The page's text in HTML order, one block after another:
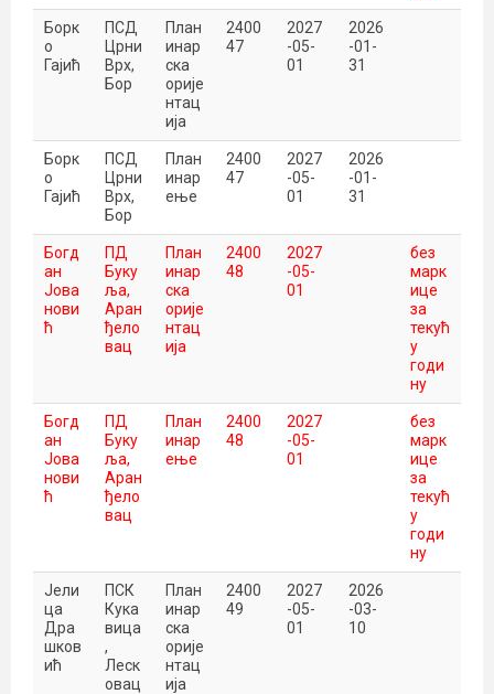
Борк
о
Гајић
ПСД
Црни
Врх,
Бор
План
инар
ска
орије
нтац
ија
2400
47
2027
-05-
01
2026
-01-
31
Борк
о
Гајић
ПСД
Црни
Врх,
Бор
План
инар
ење
2400
47
2027
-05-
01
2026
-01-
31
Богд
ан
Јова
нови
ћ
ПД
Буку
ља,
Аран
ђело
вац
План
инар
ска
орије
нтац
ија
2400
48
2027
-05-
01
без
марк
ице
за
текућ
у
годи
ну
Богд
ан
Јова
нови
ћ
ПД
Буку
ља,
Аран
ђело
вац
План
инар
ење
2400
48
2027
-05-
01
без
марк
ице
за
текућ
у
годи
ну
Јели
ца
Дра
шков
ић
ПСК
Кука
вица
,
Леск
овац
План
инар
ска
орије
нтац
ија
2400
49
2027
-05-
01
2026
-03-
10